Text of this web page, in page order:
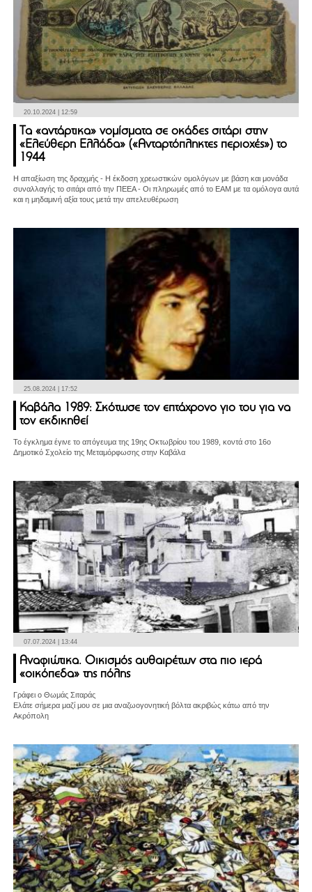
20.10.2024 | 12:59
Τα «αντάρτικα» νομίσματα σε οκάδες σιτάρι στην
«Ελεύθερη Ελλάδα» («Ανταρτόπληκτες περιοχές») το
1944
Η απαξίωση της δραχμής - Η έκδοση χρεωστικών ομολόγων με βάση και μονάδα
συναλλαγής το σιτάρι από την ΠΕΕΑ - Οι πληρωμές από το ΕΑΜ με τα ομόλογα αυτά
και η μηδαμινή αξία τους μετά την απελευθέρωση
25.08.2024 | 17:52
Καβάλα 1989: Σκότωσε τον επτάχρονο γιο του για να
τον εκδικηθεί
Το έγκλημα έγινε το απόγευμα της 19ης Οκτωβρίου του 1989, κοντά στο 16ο
Δημοτικό Σχολείο της Μεταμόρφωσης στην Καβάλα
07.07.2024 | 13:44
Αναφιώτικα. Οικισμός αυθαιρέτων στα πιο ιερά
«οικόπεδα» της πόλης
Γράφει ο Θωμάς Σιταράς
Ελάτε σήμερα μαζί μου σε μια αναζωογονητική βόλτα ακριβώς κάτω από την
Ακρόπολη